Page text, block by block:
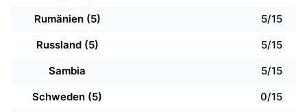
Rumänien (5)
5/15
Russland (5)
5/15
Sambia
5/15
Schweden (5)
0/15